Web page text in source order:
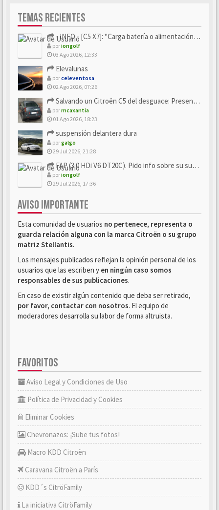
TEMAS RECIENTES
- INFO - [C5 X7]: "Carga batería o alimentación eléctri...
poriongolf
03 Ago 2026, 12:33
Elevalunas
porceleventosa
02 Ago 2026, 07:26
Salvando un Citroën C5 del desguace: Presentación y seguimiento
pormcaxantia
01 Ago 2026, 18:23
suspensión delantera dura
porgalgo
29 Jul 2026, 21:28
FAP (3.0 HDi V6 DT20C). Pido info sobre su sustitución
poriongolf
29 Jul 2026, 17:36
AVISO IMPORTANTE
Esta comunidad de usuarios no pertenece, representa o
guarda relación alguna con la marca Citroën o su grupo
matriz Stellantis.
Los mensajes publicados reflejan la opinión personal de los
usuarios que las escriben y en ningún caso somos
responsables de sus publicaciones.
En caso de existir algún contenido que deba ser retirado,
por favor, contactar con nosotros. El equipo de
moderadores desarrolla su labor de forma altruista.
FAVORITOS
Aviso Legal y Condiciones de Uso
Política de Privacidad y Cookies
Eliminar Cookies
Chevronazos: ¡Sube tus fotos!
Macro KDD Citroën
Caravana Citroën a París
KDD´s CitröFamily
La iniciativa CitröFamily